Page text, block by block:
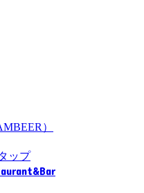
）
ップ